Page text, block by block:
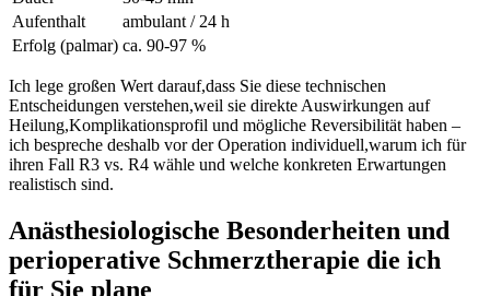
Aufenthalt
ambulant / 24 h
Erfolg (palmar) ca. 90-97 %
Ich lege großen Wert darauf,dass Sie diese technischen
Entscheidungen verstehen,weil sie⁢ direkte Auswirkungen auf
Heilung,Komplikationsprofil und mögliche Reversibilität haben –
‍ich bespreche deshalb vor der Operation individuell,warum ich für
ihren ‍Fall ‌R3 vs. R4 wähle und welche konkreten Erwartungen
realistisch sind.
Anästhesiologische Besonderheiten ⁣und
perioperative Schmerztherapie die ich
für Sie plane